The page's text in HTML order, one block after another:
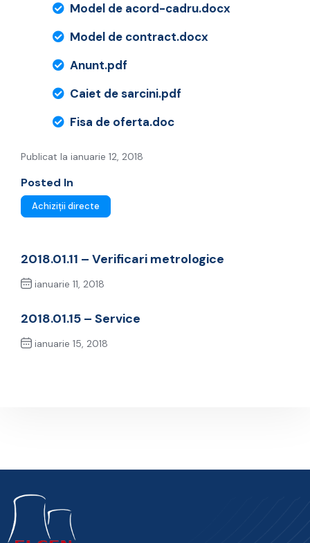
Model de acord-cadru.docx
Model de contract.docx
Anunt.pdf
Caiet de sarcini.pdf
Fisa de oferta.doc
Publicat la ianuarie 12, 2018
Posted In
Achiziții directe
2018.01.11 – Verificari metrologice
ianuarie 11, 2018
2018.01.15 – Service
ianuarie 15, 2018